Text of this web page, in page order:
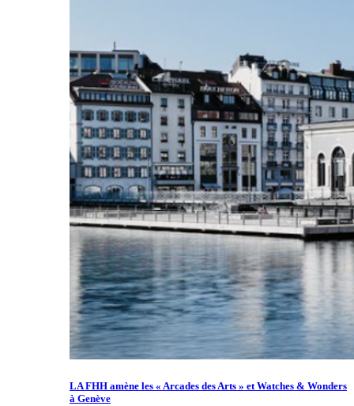
LA FHH amène les « Arcades des Arts » et Watches & Wonders
à Genève